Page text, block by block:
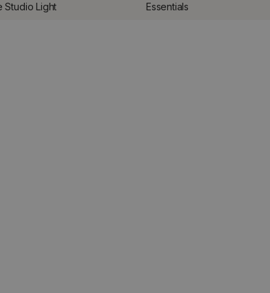
Studio Light Essentials